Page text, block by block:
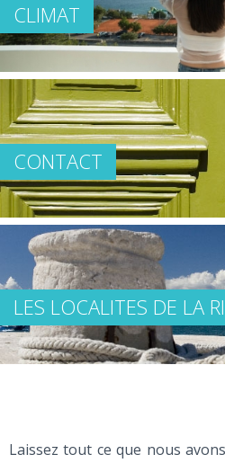
CLIMAT
CONTACT
LES LOCALITES DE LA
Laissez tout ce que nous